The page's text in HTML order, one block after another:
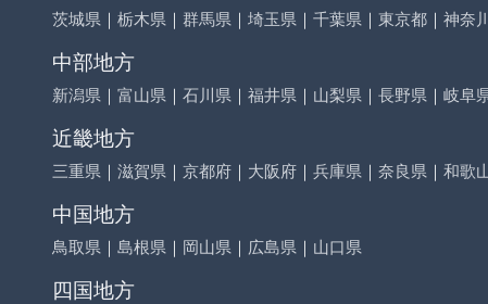
茨城県 ｜ 栃木県 ｜ 群馬県 ｜ 埼玉県 ｜ 千葉県 ｜ 東京都 ｜ 神奈
中部地方
新潟県 ｜ 富山県 ｜ 石川県 ｜ 福井県 ｜ 山梨県 ｜ 長野県 ｜ 岐阜
近畿地方
三重県 ｜ 滋賀県 ｜ 京都府 ｜ 大阪府 ｜ 兵庫県 ｜ 奈良県 ｜ 和歌
中国地方
鳥取県 ｜ 島根県 ｜ 岡山県 ｜ 広島県 ｜ 山口県
四国地方